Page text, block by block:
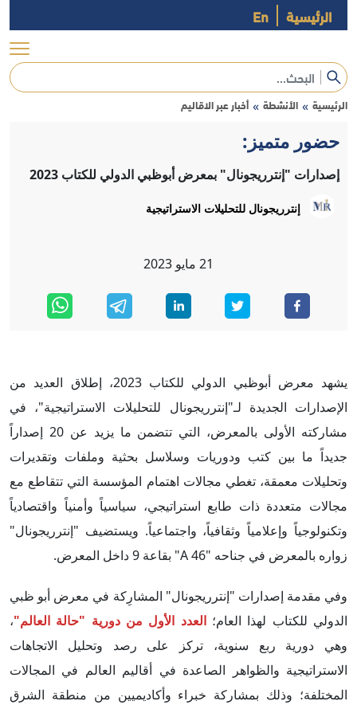
الرئيسية En
الرئيسية » الأنشطة » أخبار عبر الاقاليم
حضور متميز:
إصدارات "إنترريجونال" بمعرض أبوظبي الدولي للكتاب 2023
إنترريجونال للتحليلات الاستراتيجية
21 مايو 2023
يشهد معرض أبوظبي الدولي للكتاب 2023، إطلاق العديد من
الإصدارات الجديدة لـ"إنترريجونال للتحليلات الاستراتيجية"، في
مشاركته الأولى بالمعرض، التي تتضمن ما يزيد عن 20 إصداراً
جديداً ما بين كتب ودوريات وسلاسل بحثية وملفات وتقديرات
وتحليلات معمقة، تغطي مجالات اهتمام المؤسسة التي تتقاطع مع
مجالات متعددة ذات طابع استراتيجي، سياسياً وأمنياً واقتصادياً
وتكنولوجياً وإعلامياً وثقافياً، واجتماعياً. ويستضيف "إنترريجونال"
زواره بالمعرض في جناحه "A 46" بقاعة 9 داخل المعرض.
وفي مقدمة إصدارات "إنترريجونال" المشارِكة في معرض أبو ظبي
الدولي للكتاب لهذا العام؛العدد الأول من دورية "حالة العالم"،
وهي دورية ربع سنوية، تركز على رصد وتحليل الاتجاهات
الاستراتيجية والظواهر الصاعدة في أقاليم العالم في المجالات
المختلفة؛ وذلك بمشاركة خبراء وأكاديميين من منطقة الشرق